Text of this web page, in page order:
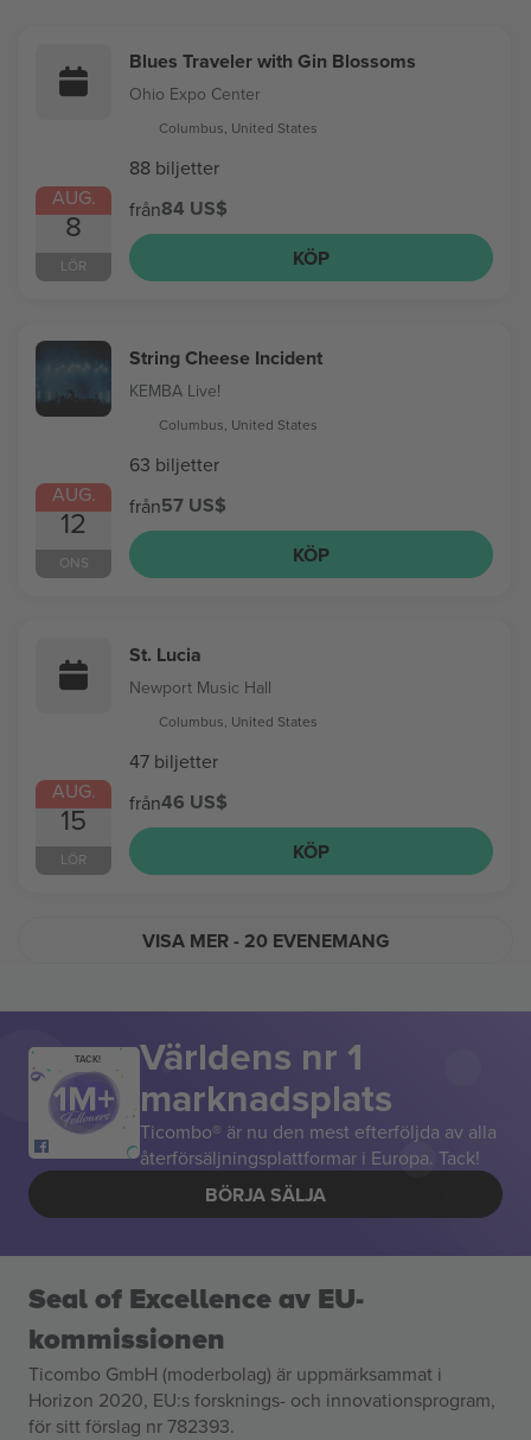
AUG.
8
LÖR
Blues Traveler with Gin Blossoms
Ohio Expo Center
Columbus, United States
88 biljetter
från84 US$
KÖP
AUG.
12
ONS
String Cheese Incident
KEMBA Live!
Columbus, United States
63 biljetter
från57 US$
KÖP
AUG.
15
LÖR
St. Lucia
Newport Music Hall
Columbus, United States
47 biljetter
från46 US$
KÖP
VISA MER- 20 EVENEMANG
TACK! Världens nr 1
marknadsplats
Ticombo® är nu den mest efterföljda av alla
återförsäljningsplattformar i Europa. Tack!
BÖRJA SÄLJA
Seal of Excellence av EU-
kommissionen
Ticombo GmbH (moderbolag) är uppmärksammat i
Horizon 2020, EU:s forsknings- och innovationsprogram,
för sitt förslag nr 782393.